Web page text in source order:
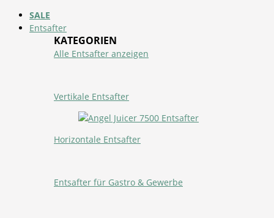
SALE
Entsafter
KATEGORIEN
Alle Entsafter anzeigen
Vertikale Entsafter
Horizontale Entsafter
Entsafter für Gastro & Gewerbe